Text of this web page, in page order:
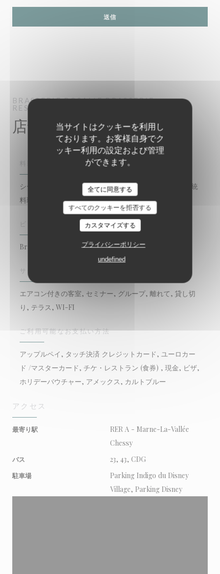
当サイトはクッキーを利用し
ております。お客様自身でク
ッキー利用の設定および管理
ができます。
全てに同意する
すべてのクッキーを拒否する
カスタマイズする
プライバシーポリシー
undefined
BRASSERIE ROSALIEBRASSERIE -
RESTAURANT
店舗情報
料理
シーフード, 現代フランス料理, 伝統的なフランス語, 伝統
料理
Brasserie - Restaurant
サービス
エアコン付きの客室, セミナー, グループ, 離れて, 貸し切
り, テラス, WI-FI
ご利用可能なお支払い方法
アップルペイ, タッチ決済 クレジットカード, ユーロカー
ド /マスターカード, チケ・レストラン (食券) , 現金, ビザ,
ホリデーバウチャー, アメックス, カルトブルー
アクセス
最寄り駅
RER A - Marne-La-Vallée
Chessy
バス 23, 43, CDG
駐車場
Parking Indigo du Disney
Village, Parking Disney